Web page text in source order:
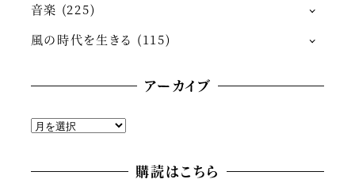
音楽 (225)
風の時代を生きる (115)
アーカイブ
ア
購読はこちら